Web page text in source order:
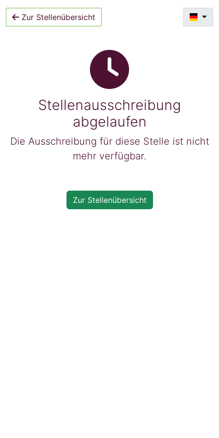
Zur Stellenübersicht
Stellenausschreibung
abgelaufen
Die Ausschreibung für diese Stelle ist nicht
mehr verfügbar.
Zur Stellenübersicht